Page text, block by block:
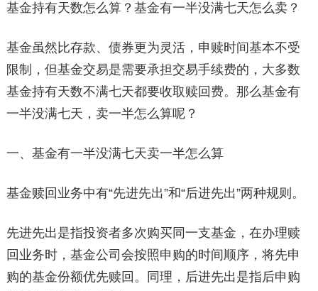
基金持有天数怎么算？基金有一半没满七天怎么卖？
基金虽然比存款、债券更为灵活，申赎时间基本不受
限制，但基金交易是需要承担交易手续费的，大多数
基金持有天数不满七天都要收取赎回费。那么基金有
一半没满七天，卖一半怎么算呢？
一、基金有一半没满七天卖一半怎么算
基金赎回业务中有“先进先出”和“后进先出”两种规则。
先进先出是指投资者多次购买同一支基金，在办理赎
回业务时，基金公司会按照申购的时间顺序，将先申
购的基金份额优先赎回。同理，后进先出是指后申购